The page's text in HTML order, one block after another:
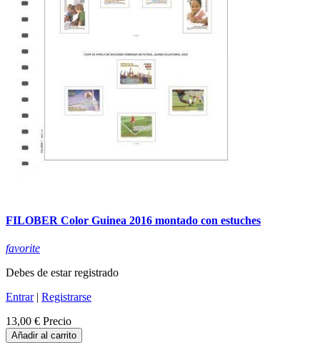
FILOBER Color Guinea 2016 montado con estuches
favorite
Debes de estar registrado
Entrar| Registrarse
13,00 € Precio
Añadir al carrito